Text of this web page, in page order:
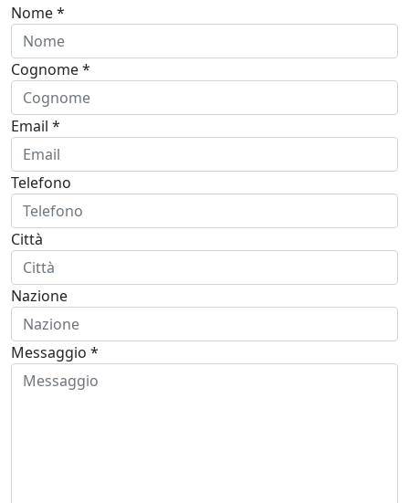
Nome *
Cognome *
Email *
Telefono
Città
Nazione
Messaggio *